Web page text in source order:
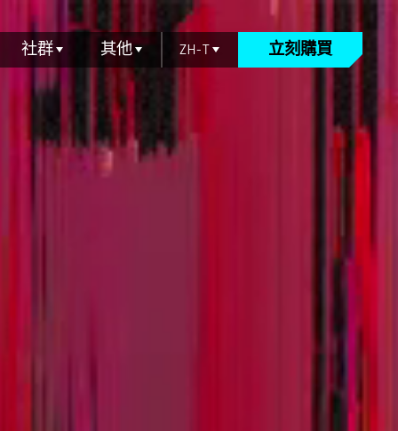
社群 其他 ZH-T 立刻購買